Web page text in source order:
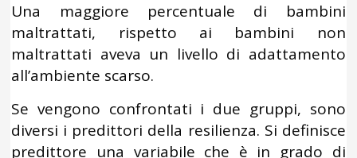
Una maggiore percentuale di bambini
maltrattati, rispetto ai bambini non
maltrattati aveva un livello di adattamento
all’ambiente scarso.
Se vengono confrontati i due gruppi, sono
diversi i predittori della resilienza. Si definisce
predittore una variabile che è in grado di